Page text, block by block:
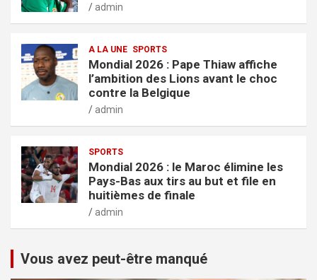
admin
A LA UNE SPORTS
Mondial 2026 : Pape Thiaw affiche
l’ambition des Lions avant le choc
contre la Belgique
admin
SPORTS
Mondial 2026 : le Maroc élimine les
Pays-Bas aux tirs au but et file en
huitièmes de finale
admin
Vous avez peut-être manqué